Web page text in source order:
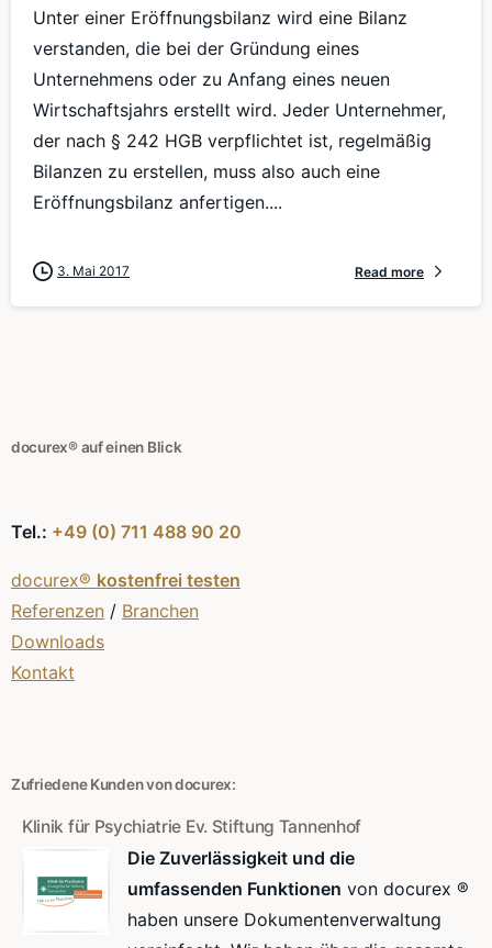
Unter einer Eröffnungsbilanz wird eine Bilanz
verstanden, die bei der Gründung eines
Unternehmens oder zu Anfang eines neuen
Wirtschaftsjahrs erstellt wird. Jeder Unternehmer,
der nach § 242 HGB verpflichtet ist, regelmäßig
Bilanzen zu erstellen, muss also auch eine
Eröffnungsbilanz anfertigen....
3. Mai 2017 Read more
docurex® auf einen Blick
Tel.: +49 (0) 711 488 90 20
docurex® kostenfrei testen
Referenzen / Branchen
Downloads
Kontakt
Zufriedene Kunden von docurex:
Klinik für Psychiatrie Ev. Stiftung Tannenhof
Die Zuverlässigkeit und die
umfassenden Funktionen von docurex ®
haben unsere Dokumentenverwaltung